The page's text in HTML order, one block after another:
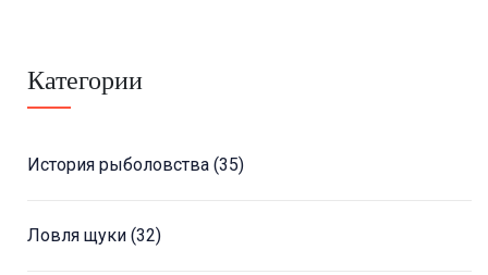
Категории
История рыболовства (35)
Ловля щуки (32)